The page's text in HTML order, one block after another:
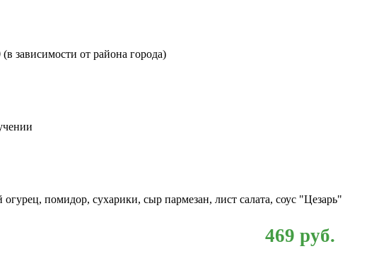
(в зависимости от района города)
огурец, помидор, сухарики, сыр пармезан, лист салата, соус "Цезарь"
469 руб.